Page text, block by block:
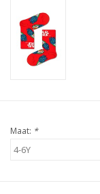
Maat: *